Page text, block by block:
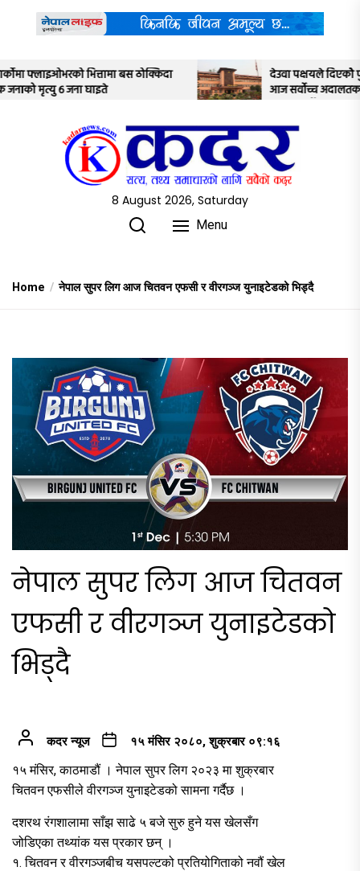
content
देउवा पक्षयले दिएकोे पुनरावलोकन निवेदनमाथि
आज सर्वोच्च अदालतका तीन न्यायाधीशले
8 August 2026, Saturday
Menu
Home नेपाल सुपर लिग आज चितवन एफसी र वीरगञ्ज युनाइटेडको भिड्दै
नेपाल सुपर लिग आज चितवन
एफसी र वीरगञ्ज युनाइटेडको
भिड्दै
कदर न्यूज १५ मंसिर २०८०, शुक्रबार ०९:१६
१५ मंसिर, काठमाडौं । नेपाल सुपर लिग २०२३ मा शुक्रबार
चितवन एफसीले वीरगञ्ज युनाइटेडको सामना गर्दैछ ।
दशरथ रंगशालामा साँझ साढे ५ बजे सुरु हुने यस खेलसँग
जोडिएका तथ्यांक यस प्रकार छन् ।
१. चितवन र वीरगञ्जबीच यसपल्टको प्रतियोगिताको नवौं खेल